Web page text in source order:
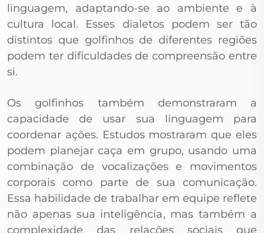
linguagem, adaptando-se ao ambiente e à
cultura local. Esses dialetos podem ser tão
distintos que golfinhos de diferentes regiões
podem ter dificuldades de compreensão entre
si.
Os golfinhos também demonstraram a
capacidade de usar sua linguagem para
coordenar ações. Estudos mostraram que eles
podem planejar caça em grupo, usando uma
combinação de vocalizações e movimentos
corporais como parte de sua comunicação.
Essa habilidade de trabalhar em equipe reflete
não apenas sua inteligência, mas também a
complexidade das relações sociais que